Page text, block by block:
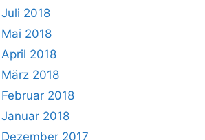
Juli 2018
Mai 2018
April 2018
März 2018
Februar 2018
Januar 2018
Dezember 2017